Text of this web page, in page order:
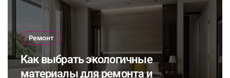
Ремонт
Как выбрать экологичные
материалы для ремонта и